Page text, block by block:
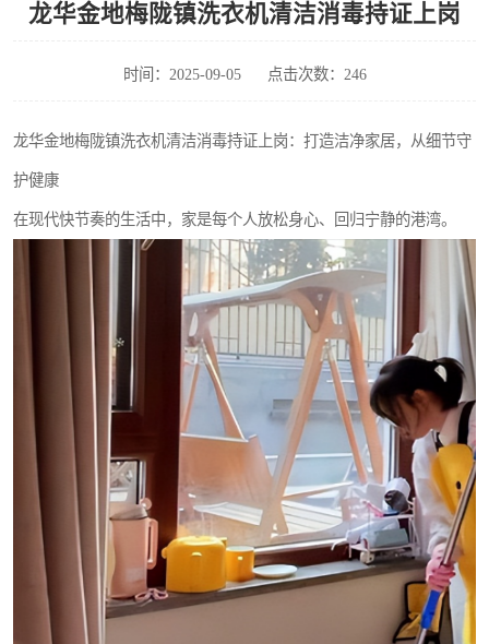
龙华金地梅陇镇洗衣机清洁消毒持证上岗
时间：2025-09-05 点击次数：246
龙华金地梅陇镇洗衣机清洁消毒持证上岗：打造洁净家居，从细节守
护健康
在现代快节奏的生活中，家是每个人放松身心、回归宁静的港湾。